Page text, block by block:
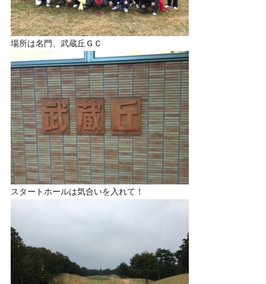
場所は名門、武蔵丘ＧＣ
スタートホールは気合いを入れて！